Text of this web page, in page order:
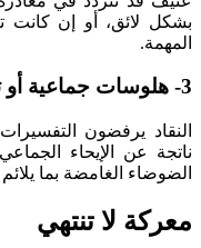
بشكل لائق، أو إن كانت
المهمة.
3- هلوسات جماعية أو تأثير الإيحاء
النقاد يرفضون
ناتجة عن الإيحاء
الضوضاء الغامضة بما
معركة لا تنتهي